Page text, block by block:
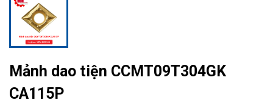
Mảnh dao tiện CCMT09T304GK
CA115P